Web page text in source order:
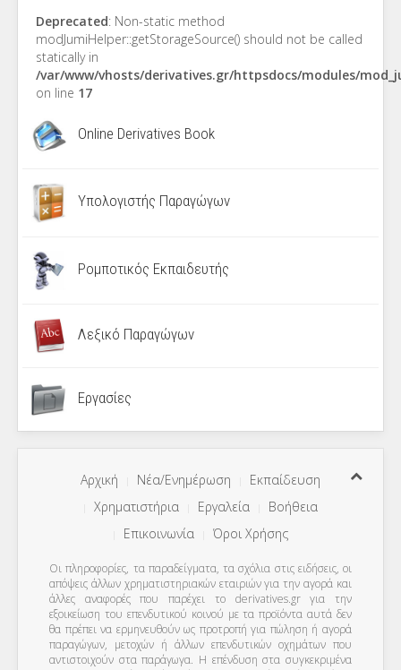
Deprecated: Non-static method
modJumiHelper::getStorageSource() should not be called
statically in
/var/www/vhosts/derivatives.gr/httpsdocs/modules/
on line 17
Online Derivatives Book
Υπολογιστής Παραγώγων
Ρομποτικός Εκπαιδευτής
Λεξικό Παραγώγων
Εργασίες
Αρχική Νέα/Ενημέρωση
Εκπαίδευση
Χρηματιστήρια
Εργαλεία
Βοήθεια
Επικοινωνία
Όροι Χρήσης
Οι πληροφορίες, τα παραδείγματα, τα σχόλια στις ειδήσεις, οι
απόψεις άλλων χρηματιστηριακών εταιριών για την αγορά και
άλλες αναφορές που παρέχει το derivatives.gr για την
εξοικείωση του επενδυτικού κοινού με τα προϊόντα αυτά δεν
θα πρέπει να ερμηνευθούν ως προτροπή για πώληση ή αγορά
παραγώγων, μετοχών ή άλλων επενδυτικών οχημάτων που
αντιστοιχούν στα παράγωγα. Η επένδυση στα συγκεκριμένα